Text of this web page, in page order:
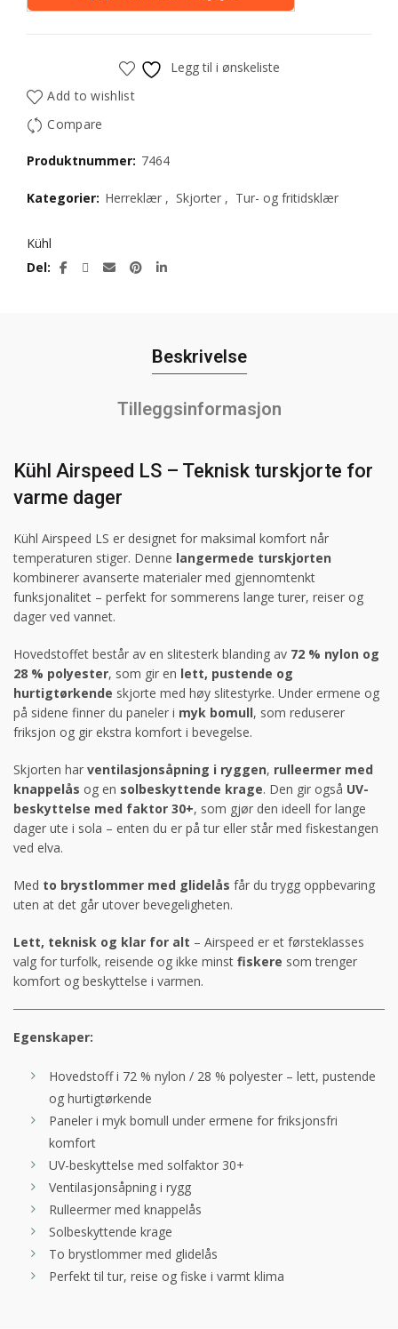
Legg til i ønskeliste
Add to wishlist
Compare
Produktnummer: 7464
Kategorier: Herreklær , Skjorter , Tur- og fritidsklær
Kühl
Del
Beskrivelse
Tilleggsinformasjon
Kühl Airspeed LS – Teknisk turskjorte for
varme dager
Kühl Airspeed LS er designet for maksimal komfort når
temperaturen stiger. Denne langermede turskjorten
kombinerer avanserte materialer med gjennomtenkt
funksjonalitet – perfekt for sommerens lange turer, reiser og
dager ved vannet.
Hovedstoffet består av en slitesterk blanding av 72 % nylon og
28 % polyester, som gir en lett, pustende og
hurtigtørkende skjorte med høy slitestyrke. Under ermene og
på sidene finner du paneler i myk bomull, som reduserer
friksjon og gir ekstra komfort i bevegelse.
Skjorten har ventilasjonsåpning i ryggen, rulleermer med
knappelås og en solbeskyttende krage. Den gir også UV-
beskyttelse med faktor 30+, som gjør den ideell for lange
dager ute i sola – enten du er på tur eller står med fiskestangen
ved elva.
Med to brystlommer med glidelås får du trygg oppbevaring
uten at det går utover bevegeligheten.
Lett, teknisk og klar for alt – Airspeed er et førsteklasses
valg for turfolk, reisende og ikke minst fiskere som trenger
komfort og beskyttelse i varmen.
Egenskaper:
Hovedstoff i 72 % nylon / 28 % polyester – lett, pustende
og hurtigtørkende
Paneler i myk bomull under ermene for friksjonsfri
komfort
UV-beskyttelse med solfaktor 30+
Ventilasjonsåpning i rygg
Rulleermer med knappelås
Solbeskyttende krage
To brystlommer med glidelås
Perfekt til tur, reise og fiske i varmt klima